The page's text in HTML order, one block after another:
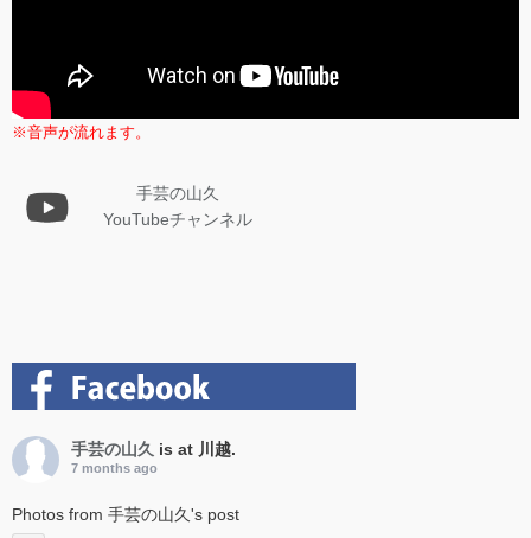
※音声が流れます。
手芸の山久
YouTubeチャンネル
手芸の山久 is at 川越.
7 months ago
Photos from 手芸の山久's post